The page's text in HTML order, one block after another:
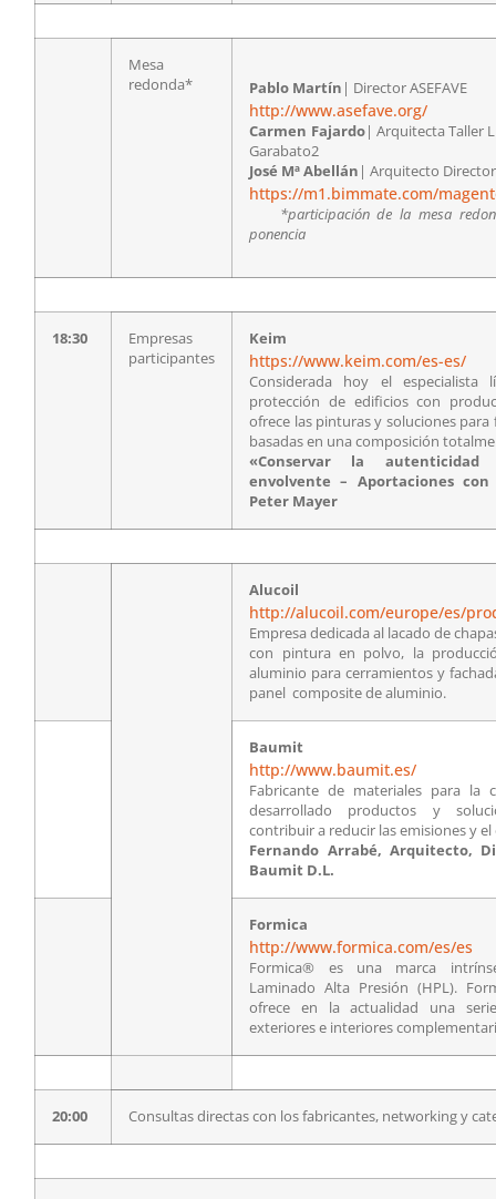
Mesa
redonda*
Pablo Martín | Director ASEFAVE
http://www.asefave.org/
Carmen Fajardo| Arquitecta Taller
Garabato2
José Mª Abellán | Arquitecto
https://m1.bimmate.com/
*participación de la mesa
ponencia
18:30
Empresas
participantes
Keim
https://www.keim.com/es-es/
Considerada hoy el
protección de edificios con
ofrece las pinturas y soluciones para
basadas en una composición
«Conservar la
envolvente – Aportaciones
Peter Mayer
Alucoil
http://alucoil.com/europe/es/
Empresa dedicada al lacado de
con pintura en polvo, la
aluminio para cerramientos y
panel composite de aluminio.
Baumit
http://www.baumit.es/
Fabricante de materiales para la
desarrollado productos y
contribuir a reducir las emisiones y
Fernando Arrabé, Arquitecto,
Baumit D.L.
Formica
http://www.formica.com/es/es
Formica® es una marca
Laminado Alta Presión (HPL).
ofrece en la actualidad una
exteriores e interiores
20:00 Consultas directas con los fabricantes, networking y